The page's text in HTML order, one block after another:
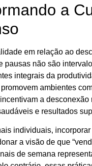
a
em relação ao
pausas não são
integrais da
ambientes
a desconexão
e resultados
individuais,
a visão de que
de semana